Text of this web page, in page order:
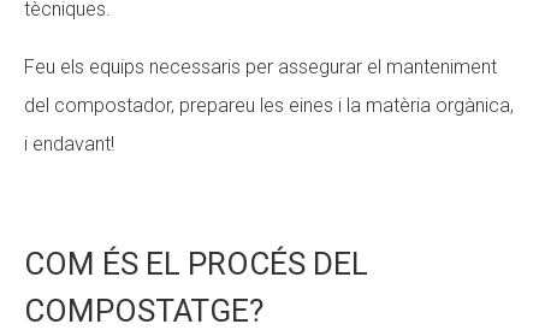
tècniques.
Feu els equips necessaris per assegurar el manteniment
del compostador, prepareu les eines i la matèria orgànica,
i endavant!
COM ÉS EL PROCÉS DEL
COMPOSTATGE?